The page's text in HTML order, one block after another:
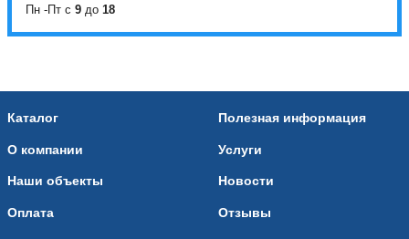
Пн -Пт с 9 до 18
Каталог
О компании
Наши объекты
Оплата
Полезная информация
Услуги
Новости
Отзывы